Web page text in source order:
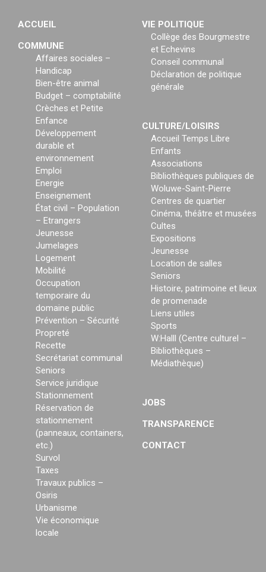
ACCUEIL
COMMUNE
Affaires sociales –
Handicap
Bien-être animal
Budget – comptabilité
Crèches et Petite
Enfance
Développement
durable et
environnement
Emploi
Energie
Enseignement
État civil – Population
– Etrangers
Jeunesse
Jumelages
Logement
Mobilité
Occupation
temporaire du
domaine public
Prévention – Sécurité
Propreté
Recette
Secrétariat communal
Seniors
Service juridique
Stationnement
Réservation de
stationnement
(panneaux, containers,
etc.)
Survol
Taxes
Travaux publics –
Osiris
Urbanisme
Vie économique
locale
VIE POLITIQUE
Collège des Bourgmestre
et Echevins
Conseil communal
Déclaration de politique
générale
CULTURE/LOISIRS
Accueil Temps Libre
Enfants
Associations
Bibliothèques publiques de
Woluwe-Saint-Pierre
Centres de quartier
Cinéma, théâtre et musées
Cultes
Expositions
Jeunesse
Location de salles
Seniors
Histoire, patrimoine et lieux
de promenade
Liens utiles
Sports
W:Halll (Centre culturel –
Bibliothèques –
Médiathèque)
JOBS
TRANSPARENCE
CONTACT